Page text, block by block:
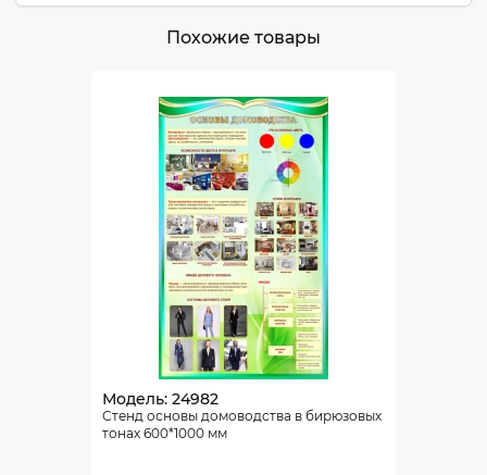
Похожие товары
Модель: 24982
Стенд основы домоводства в бирюзовых
тонах 600*1000 мм